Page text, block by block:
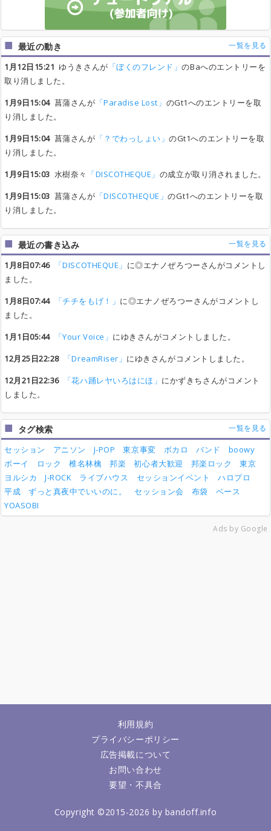
サクラメイキュウ
0 分島花音 あと4人
ゆき
Star* Frost
0 Nonoc あと5人
受付終了
チチをもげ！
0 受付終了
サクラメイキュウ
0 分島花音 あと4人
ゆき
Star* Frost
0 Nonoc あと5人
受付終了
チチをもげ！
0 受付終了
サクラメイキュウ
0 分島花音 あと4人
ゆき
Star* Frost
0 Nonoc あと5人
受付終了
チチをもげ！
0 受付終了
サクラメイキュウ
0 分島花音 あと4人
ゆき
Star* Frost
0 Nonoc あと5人
受付終了
チチをもげ！
0 受付終了
最近の動き 一覧を見る
1月12日15:21 ゆうきさんが 「ぼくのフレンド」のBaへのエントリーを
取り消しました。
1月9日15:04菖蒲さんが 「Paradise Lost」 のGt1へのエントリーを取
り消しました。
1月9日15:04菖蒲さんが 「？でわっしょい」のGt1へのエントリーを取
り消しました。
1月9日15:03 水樹奈々 「DISCOTHEQUE」 の成立が取り消されました。
1月9日15:03 菖蒲さんが 「DISCOTHEQUE」のGt1へのエントリーを取
り消しました。
最近の書き込み 一覧を見る
1月8日07:46 「DISCOTHEQUE」 に◎エナノぜろつーさんがコメントし
ました。
1月8日07:44
「チチをもげ！」 に◎エナノぜろつーさんがコメントし
ました。
1月1日05:44
「Your Voice」 にゆきさんがコメントしました。
12月25日22:28
「DreamRiser」 にゆきさんがコメントしました。
12月21日22:36
「花ハ踊レヤいろはにほ」 にかずきちさんがコメント
しました。
タグ検索 一覧を見る
セッション アニソン J-POP 東京事変 ボカロ バンド
boowy
ボーイ
ロック 椎名林檎 邦楽 初心者大歓迎 邦楽ロック
東京
ヨルシカ
J-ROCK ライブハウス セッションイベント
ハロプロ
平成
ずっと真夜中でいいのに。 セッション会 布袋
ベース
YOASOBI
Ads by Google
利用規約
プライバシーポリシー
広告掲載について
お問い合わせ
要望・不具合
Copyright ©2015-2026 by bandoff.info